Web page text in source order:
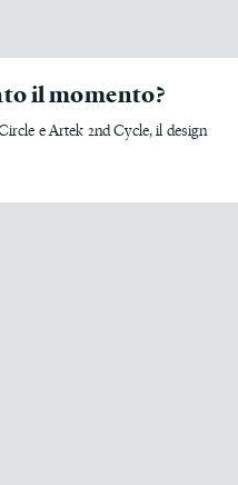
il momento?
e Artek 2nd Cycle, il design